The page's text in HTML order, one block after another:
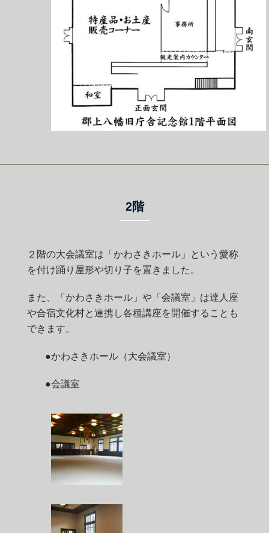
2階
２階の大会議室は「かわさきホール」という愛称
を付け踊り屋形や切り子を置きました。
また、「かわさきホール」や「会議室」は達人座
や合宿文化村と連携し各種講座を開催することも
できます。
●かわさきホール（大会議室）
●会議室